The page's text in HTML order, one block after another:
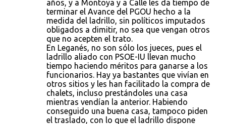
años, y a Montoya y a Calle les da tiempo de
terminar el Avance del PGOU hecho a la
medida del ladrillo, sin políticos imputados
obligados a dimitir, no sea que vengan otros
que no acepten el trato.
En Leganés, no son sólo los jueces, pues el
ladrillo aliado con PSOE-IU llevan mucho
tiempo haciendo méritos para ganarse a los
funcionarios. Hay ya bastantes que vivían en
otros sitios y les han facilitado la compra de
chalets, incluso prestándoles una casa
mientras vendían la anterior. Habiendo
conseguido una buena casa, tampoco piden
el traslado, con lo que el ladrillo dispone